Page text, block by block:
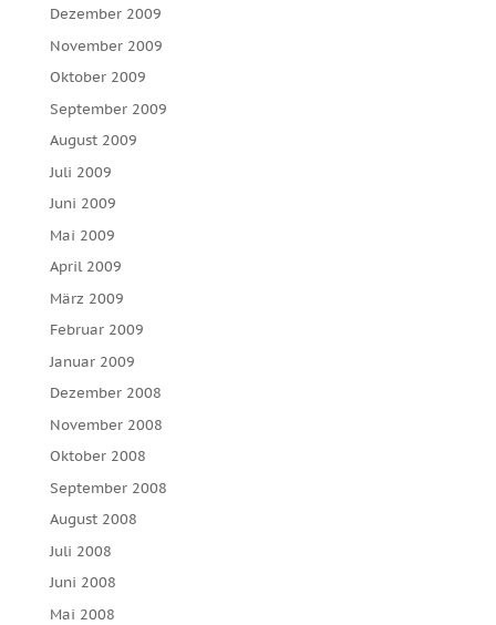
Dezember 2009
November 2009
Oktober 2009
September 2009
August 2009
Juli 2009
Juni 2009
Mai 2009
April 2009
März 2009
Februar 2009
Januar 2009
Dezember 2008
November 2008
Oktober 2008
September 2008
August 2008
Juli 2008
Juni 2008
Mai 2008